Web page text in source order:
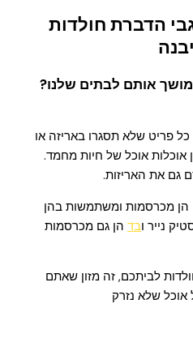
הדברת חולדות
אותם לבתים שלנו?
פריט שלא תסגרו באריזה או
אוכלות אוכל של חיות מחמד.
גם את האריזות.
הן מכרסמות ומשתמשות בהן
נייר ובד הן גם מכרסמות
לביתכם, זה מזון שאתם
אוכל שלא נזרק